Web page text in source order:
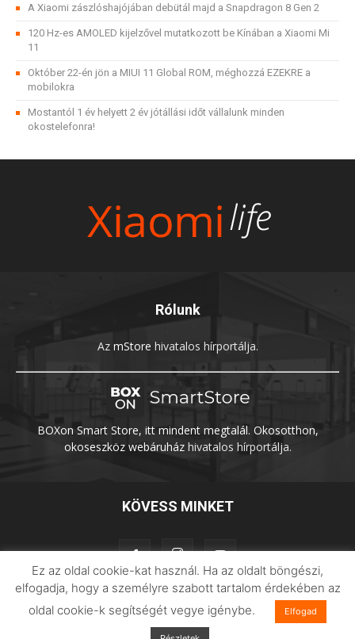
A Xiaomi zászlóshajójában debütál majd a Snapdragon 8 Gen 2
120 Hz-es AMOLED kijelzővel mutatkozott be Kínában a Xiaomi Mi
11
Október 22-én jön a MIUI 11 Global ROM, méghozzá EZEKRE a
mobilokra
Mostantól 1 év helyett 2 év jótállási időt vállalunk minden
okostelefonra!
Rólunk
Az mStore hivatalos hírportálja.
BOXon Smart Store, itt mindent megtalál. Okosotthon,
okoseszköz webáruházhivatalos hírportálja.
KÖVESS MINKET
Adatvédelem Impresszum Imilab
Ez az oldal cookie-kat használ. Ha az oldalt böngészi,
elfogadja, hogy a személyre szabott tartalom érdekében az
oldal cookie-k segítségét vegye igénybe.
Elfogad